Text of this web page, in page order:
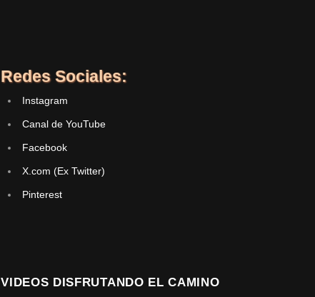
Redes Sociales:
Instagram
Canal de YouTube
Facebook
X.com (Ex Twitter)
Pinterest
VIDEOS DISFRUTANDO EL CAMINO